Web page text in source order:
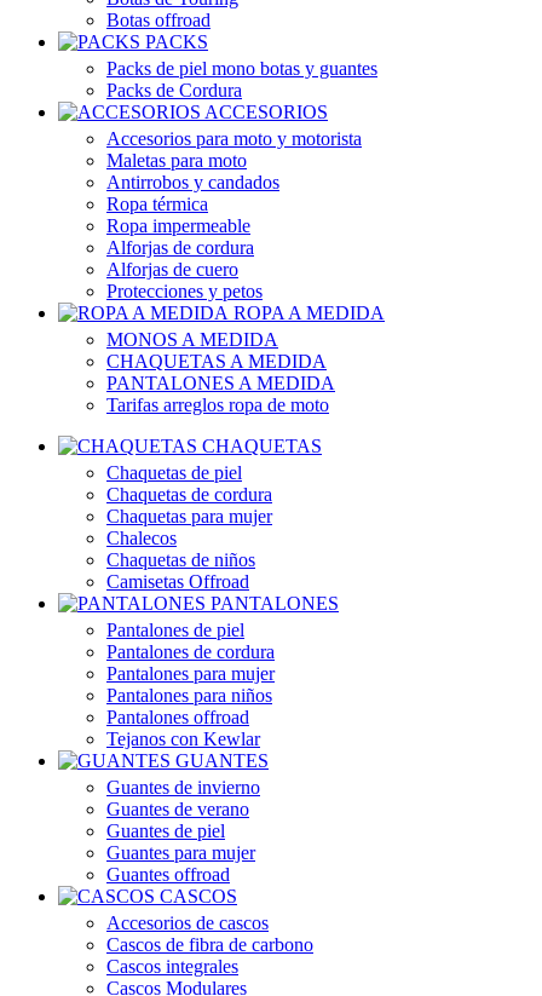
Botas offroad
PACKS
Packs de piel mono botas y guantes
Packs de Cordura
ACCESORIOS
Accesorios para moto y motorista
Maletas para moto
Antirrobos y candados
Ropa térmica
Ropa impermeable
Alforjas de cordura
Alforjas de cuero
Protecciones y petos
ROPA A MEDIDA
MONOS A MEDIDA
CHAQUETAS A MEDIDA
PANTALONES A MEDIDA
Tarifas arreglos ropa de moto
CHAQUETAS
Chaquetas de piel
Chaquetas de cordura
Chaquetas para mujer
Chalecos
Chaquetas de niños
Camisetas Offroad
PANTALONES
Pantalones de piel
Pantalones de cordura
Pantalones para mujer
Pantalones para niños
Pantalones offroad
Tejanos con Kewlar
GUANTES
Guantes de invierno
Guantes de verano
Guantes de piel
Guantes para mujer
Guantes offroad
CASCOS
Accesorios de cascos
Cascos de fibra de carbono
Cascos integrales
Cascos Modulares